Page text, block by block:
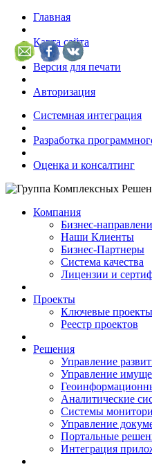
Главная
Карта сайта
Версия для печати
Авторизация
Системная интеграция
Разработка
Оценка и консалтинг
Компания
Бизнес-
Наши Клиенты
Бизнес-Партнеры
Система качества
Лицензии и
Проекты
Ключевые проекты
Реестр проектов
Решения
Управление
Управление
Аналитические
Системы
Управление
Портальные
Интеграция